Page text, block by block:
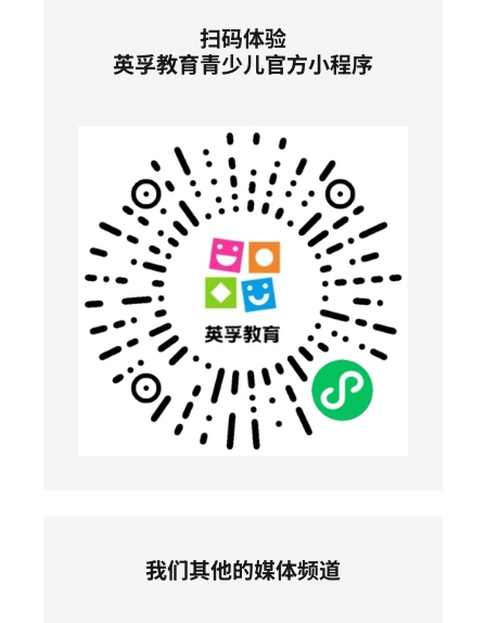
扫码体验
英孚教育青少儿官方小程序
我们其他的媒体频道